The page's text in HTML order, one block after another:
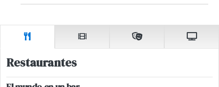
Restaurantes